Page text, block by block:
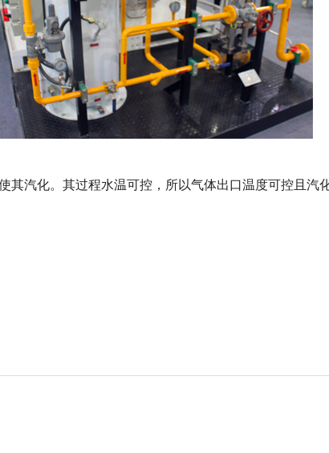
汽化。其过程水温可控，所以气体出口温度可控且汽化